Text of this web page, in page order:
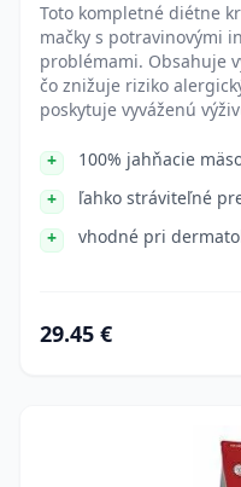
Toto kompletné diétne
mačky s potravinovými
problémami. Obsahuje
čo znižuje riziko
poskytuje vyváženú
100% jahňacie
ľahko stráviteľné
vhodné pri
29.45 €